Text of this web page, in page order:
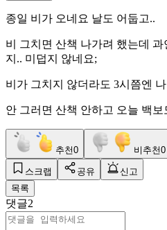
종일 비가 오네요 날도 어둡고..
비 그치면 산책 나가려 했는데
지.. 미덥지 않네요;
비가 그치지 않더라도 3시쯤엔
안 그러면 산책 안하고 오늘 백
추천0 비추천0
스크랩 공유
신고
목록
댓글2